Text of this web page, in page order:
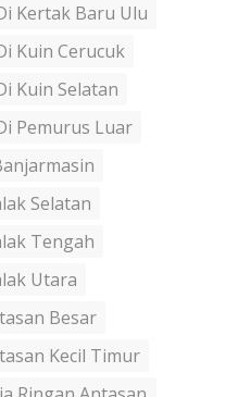
Kertak Baru Ulu
Kuin Cerucuk
Kuin Selatan
Pemurus Luar
Selatan
Tengah
Utara
Besar
Kecil Timur